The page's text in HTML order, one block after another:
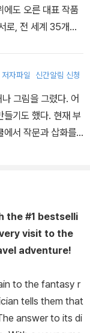
로, 전 세계 35개국
화, 지리 등 어린이
기에 담아 소개하고
저자파일 신간알림 신청
그림을 그렸다. 어
들기도 했다. 현재 부
에서 작문과 삽화를
the #1 bestselli
visit to the
adventure!
to the fantasy r
tells them that
answer to its di